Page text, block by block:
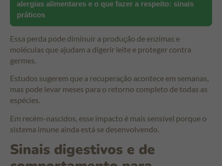
alergias alimentares e o que fazer a respeito: sinais
práticos
Essa perda pode diminuir a produção de enzimas e
moléculas que ajudam a digerir leite e proteger contra
germes.
Estudos sugerem que a recuperação acontece em semanas,
mas pode levar meses para o retorno completo de todas as
espécies.
Em recém-nascidos, esse impacto é mais sensível porque o
sistema imune ainda está se desenvolvendo.
Sinais digestivos e de